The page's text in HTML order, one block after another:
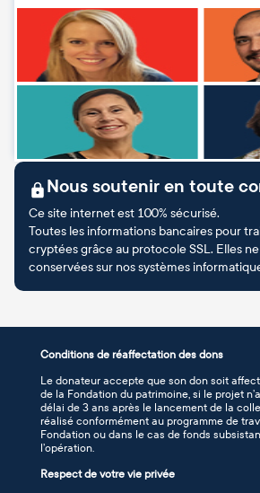
Nous soutenir en toute
Ce site internet est 100% sécurisé.
Toutes les informations bancaires pour
cryptées grâce au protocole SSL. Elles
conservées sur nos systèmes
Conditions de réaffectation des dons
Le donateur accepte que son don soit
de la Fondation du patrimoine, si le projet
délai de 3 ans après le lancement de la
réalisé conformément au programme de
Fondation ou dans le cas de fonds
l’opération.
Respect de votre vie privée